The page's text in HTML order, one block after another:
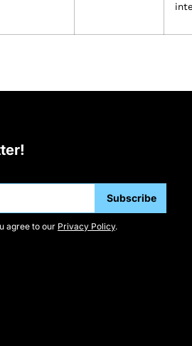
agree to our Privacy Policy.